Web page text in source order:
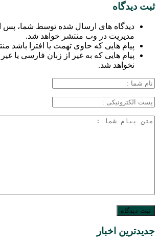
ثبت دیدگاه
دیدگاه های ارسال شده توسط شما، پس
مدیریت در وب منتشر خواهد شد.
پیام هایی که حاوی تهمت یا افترا باشد
پیام هایی که به غیر از زبان فارسی یا
نخواهد شد.
جدیدترین اخبار